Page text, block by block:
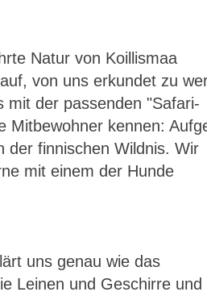
Natur von Koillismaa
von uns erkundet zu
mit der passenden "Safari-
Mitbewohner kennen:
der finnischen Wildnis. Wir
mit einem der Hunde
uns genau wie das
Leinen und Geschirre und